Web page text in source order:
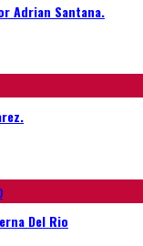
Adrian Santana.
Del Rio